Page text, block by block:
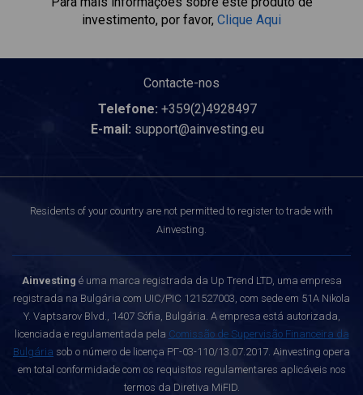
investimento, por favor, Clique Aqui
Contacte-nos
Telefone: +359(2)4928497
E-mail: support@ainvesting.eu
Residents of your country are not permitted to register to trade with
Ainvesting.
Ainvesting é uma marca registrada da Up Trend LTD, uma empresa
registrada na Bulgária com UIC/PIC 121527003, com sede em 51A Nikola
Y. Vaptsarov Blvd., 1407 Sófia, Bulgária. A empresa está autorizada,
licenciada e regulamentada pela Comissão de Supervisão Financeira da
Bulgária sob o número de licença РГ-03-110/13.07.2017. Ainvesting opera
em total conformidade com os requisitos regulamentares aplicáveis nos
termos da Diretiva MiFID.